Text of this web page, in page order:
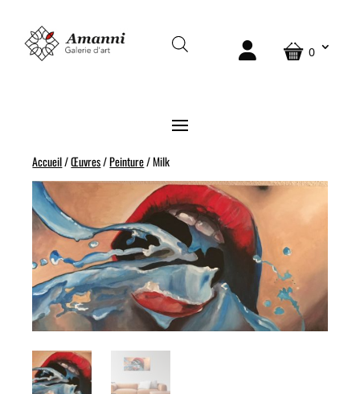
0
Accueil/Œuvres/Peinture/ Milk